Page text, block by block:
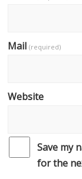
Mail(required)
Website
Save my
for the